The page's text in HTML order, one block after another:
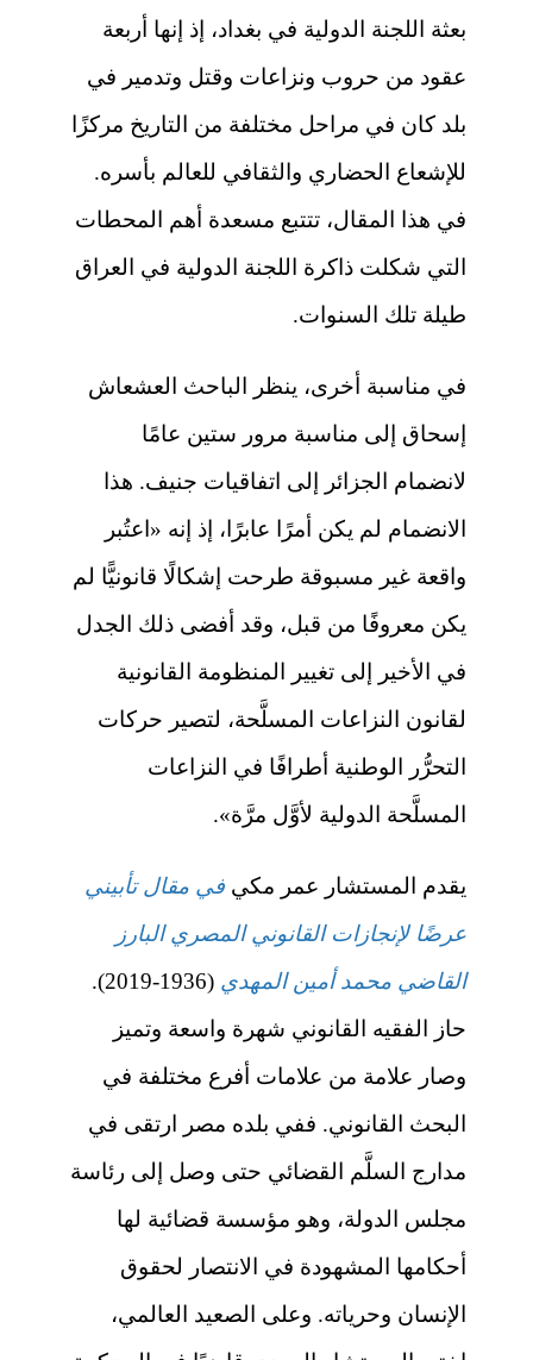
بعثة اللجنة الدولية في بغداد، إذ إنها أربعة
عقود من حروب ونزاعات وقتل وتدمير في
بلد كان في مراحل مختلفة من التاريخ مركزًا
للإشعاع الحضاري والثقافي للعالم بأسره.
في هذا المقال، تتتبع مسعدة أهم المحطات
التي شكلت ذاكرة اللجنة الدولية في العراق
طيلة تلك السنوات.
في مناسبة أخرى، ينظر الباحث العشعاش
إسحاق إلى مناسبة مرور ستين عامًا
لانضمام الجزائر إلى اتفاقيات جنيف. هذا
الانضمام لم يكن أمرًا عابرًا، إذ إنه «اعتُبر
واقعة غير مسبوقة طرحت إشكالًا قانونيًّا لم
يكن معروفًا من قبل، وقد أفضى ذلك الجدل
في الأخير إلى تغيير المنظومة القانونية
لقانون النزاعات المسلَّحة، لتصير حركات
التحرُّر الوطنية أطرافًا في النزاعات
المسلَّحة الدولية لأوَّل مرَّة».
يقدم المستشار عمر مكي في مقال تأبيني
عرضًا لإنجازات القانوني المصري البارز
القاضي محمد أمين المهدي
(1936-2019).
حاز الفقيه القانوني شهرة واسعة وتميز
وصار علامة من علامات أفرع مختلفة في
البحث القانوني. ففي بلده مصر ارتقى في
مدارج السلَّم القضائي حتى وصل إلى رئاسة
مجلس الدولة، وهو مؤسسة قضائية لها
أحكامها المشهودة في الانتصار لحقوق
الإنسان وحرياته. وعلى الصعيد العالمي،